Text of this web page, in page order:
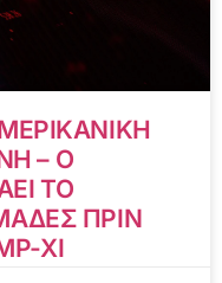
– Ο
ΤΟ
ΠΡΙΝ
XI